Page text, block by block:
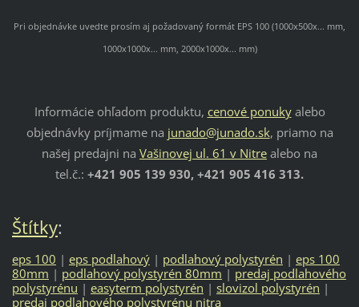
Pri objednávke uvedte prosím aj požadovaný formát EPS 100 (1000x500x... mm,
1000x1000x... mm, 2000x1000x... mm)
Informácie ohľadom produktu, cenové ponukyalebo
objednávky príjmame na junado@junado.sk, priamo na
našej predajni na Vašinovej ul. 61 v Nitre alebo na
tel.č.: +421 905 139 930, +421 905 416 313.
Štítky:
eps 100 | eps podlahový | podlahový polystyrén | eps 100
80mm | podlahový polystyrén 80mm | predaj podlahového
polystyrénu | easyterm polystyrén | slovizol polystyrén |
predaj podlahového polystyrénu nitra